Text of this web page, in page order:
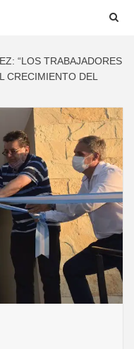
“LOS TRABAJADORES
CRECIMIENTO DEL